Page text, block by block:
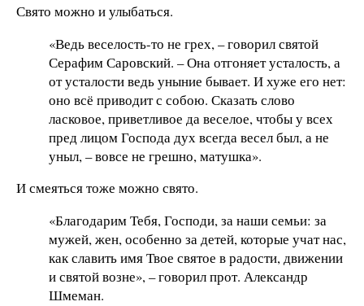
Свято можно и улыбаться.
«Ведь веселость-то не грех, – говорил святой
Серафим Саровский. – Она отгоняет усталость, а
от усталости ведь уныние бывает. И хуже его нет:
оно всё приводит с собою. Сказать слово
ласковое, приветливое да веселое, чтобы у всех
пред лицом Господа дух всегда весел был, а не
уныл, – вовсе не грешно, матушка».
И смеяться тоже можно свято.
«Благодарим Тебя, Господи, за наши семьи: за
мужей, жен, особенно за детей, которые учат нас,
как славить имя Твое святое в радости, движении
и святой возне», – говорил прот. Александр
Шмеман.